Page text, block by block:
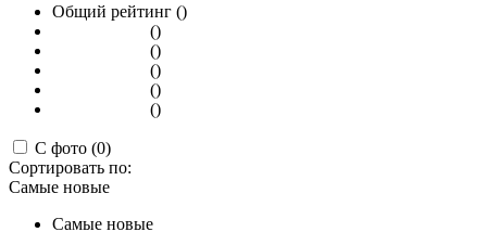
Общий рейтинг ()
()
()
()
()
()
С фото (0)
Сортировать по:
Самые новые
Самые новые